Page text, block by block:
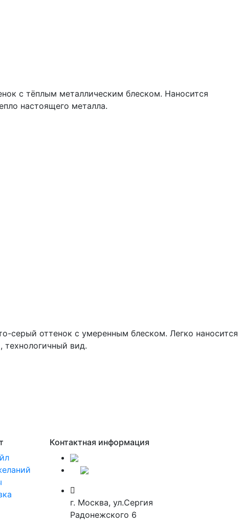
с тёплым металлическим блеском. Наносится
настоящего металла.
серый оттенок с умеренным блеском. Легко наносится
технологичный вид.
Контактная информация
г. Москва, ул.Сергия
Радонежского 6